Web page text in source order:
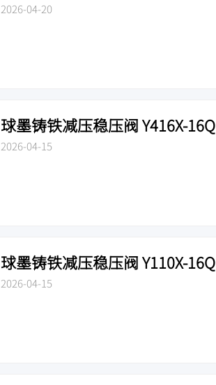
2026-04-20
球墨铸铁减压稳压阀 Y416X-16Q
2026-04-15
球墨铸铁减压稳压阀 Y110X-16Q
2026-04-15